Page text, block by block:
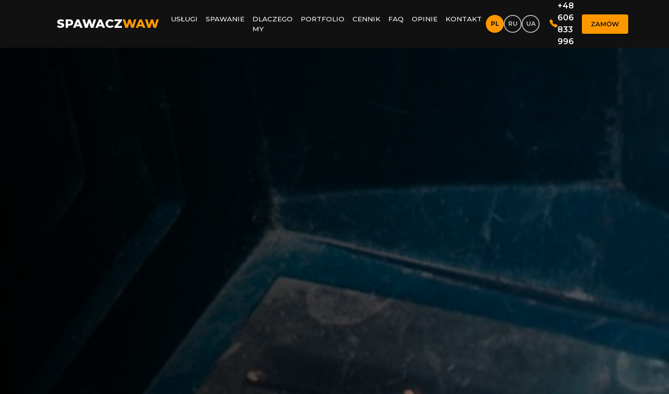
SPAWACZWAW USŁUGI SPAWANIE
DLACZEGO
MY
PORTFOLIO CENNIK FAQ OPINIE KONTAKT
PL RU UA
+48
606
833
996
ZAMÓW